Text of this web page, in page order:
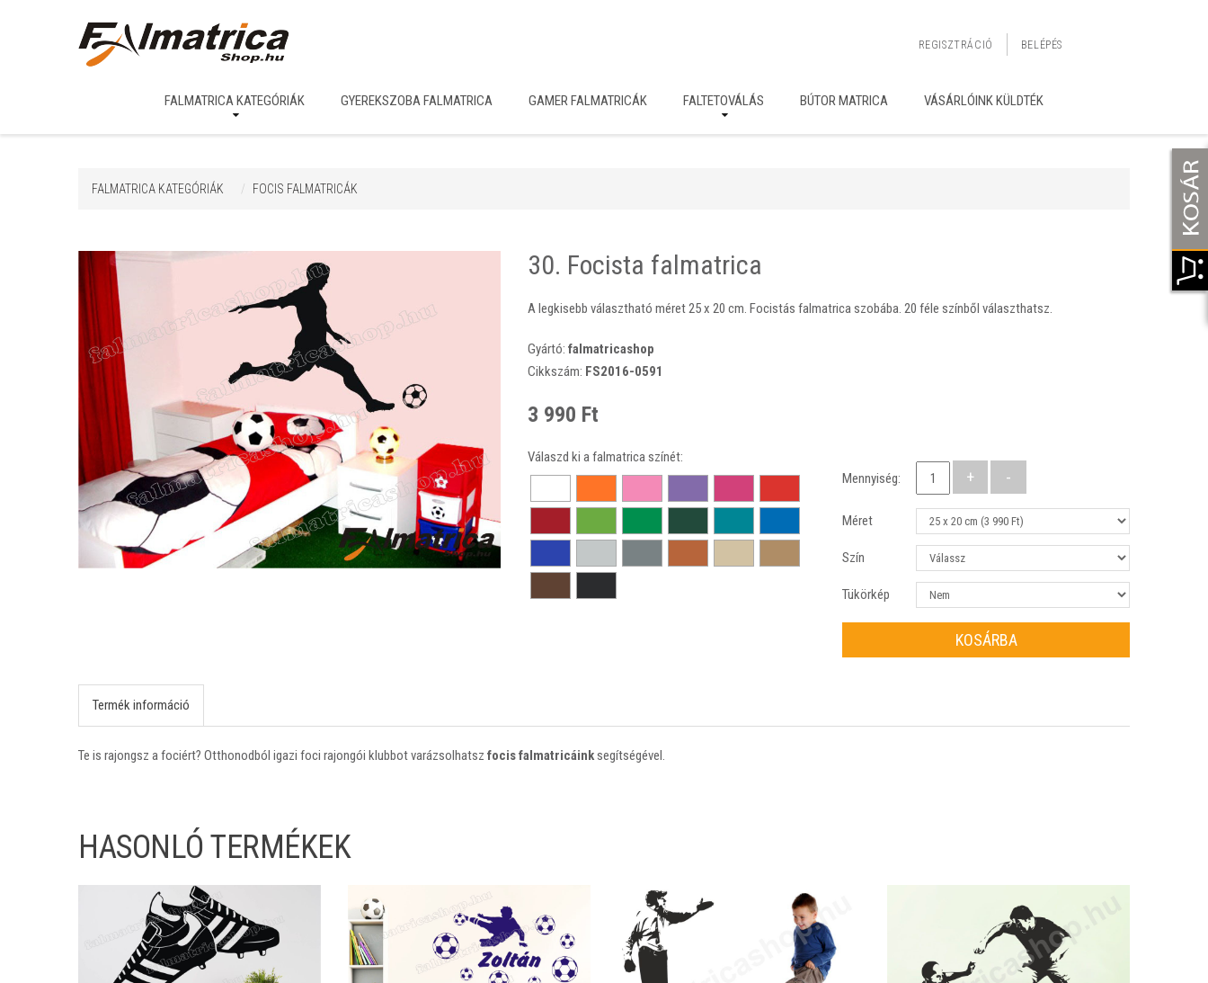
REGISZTRÁCIÓ BELÉPÉS
FALMATRICA KATEGÓRIÁK GYEREKSZOBA FALMATRICA GAMER FALMATRICÁK FALTETOVÁLÁS BÚTOR MATRICA VÁSÁRLÓINK KÜLDTÉK
FALMATRICA KATEGÓRIÁK FOCIS FALMATRICÁK
30. Focista falmatrica
A legkisebb választható méret 25 x 20 cm. Focistás falmatrica szobába. 20 féle színből választhatsz.
Gyártó: falmatricashop
Cikkszám: FS2016-0591
3 990 Ft
Válaszd ki a falmatrica színét:
Mennyiség:
Méret
Szín
Tükörkép
KOSÁRBA
Termék információ
Te is rajongsz a fociért? Otthonodból igazi foci rajongói klubbot varázsolhatsz focis falmatricáinksegítségével.
HASONLÓ TERMÉKEK